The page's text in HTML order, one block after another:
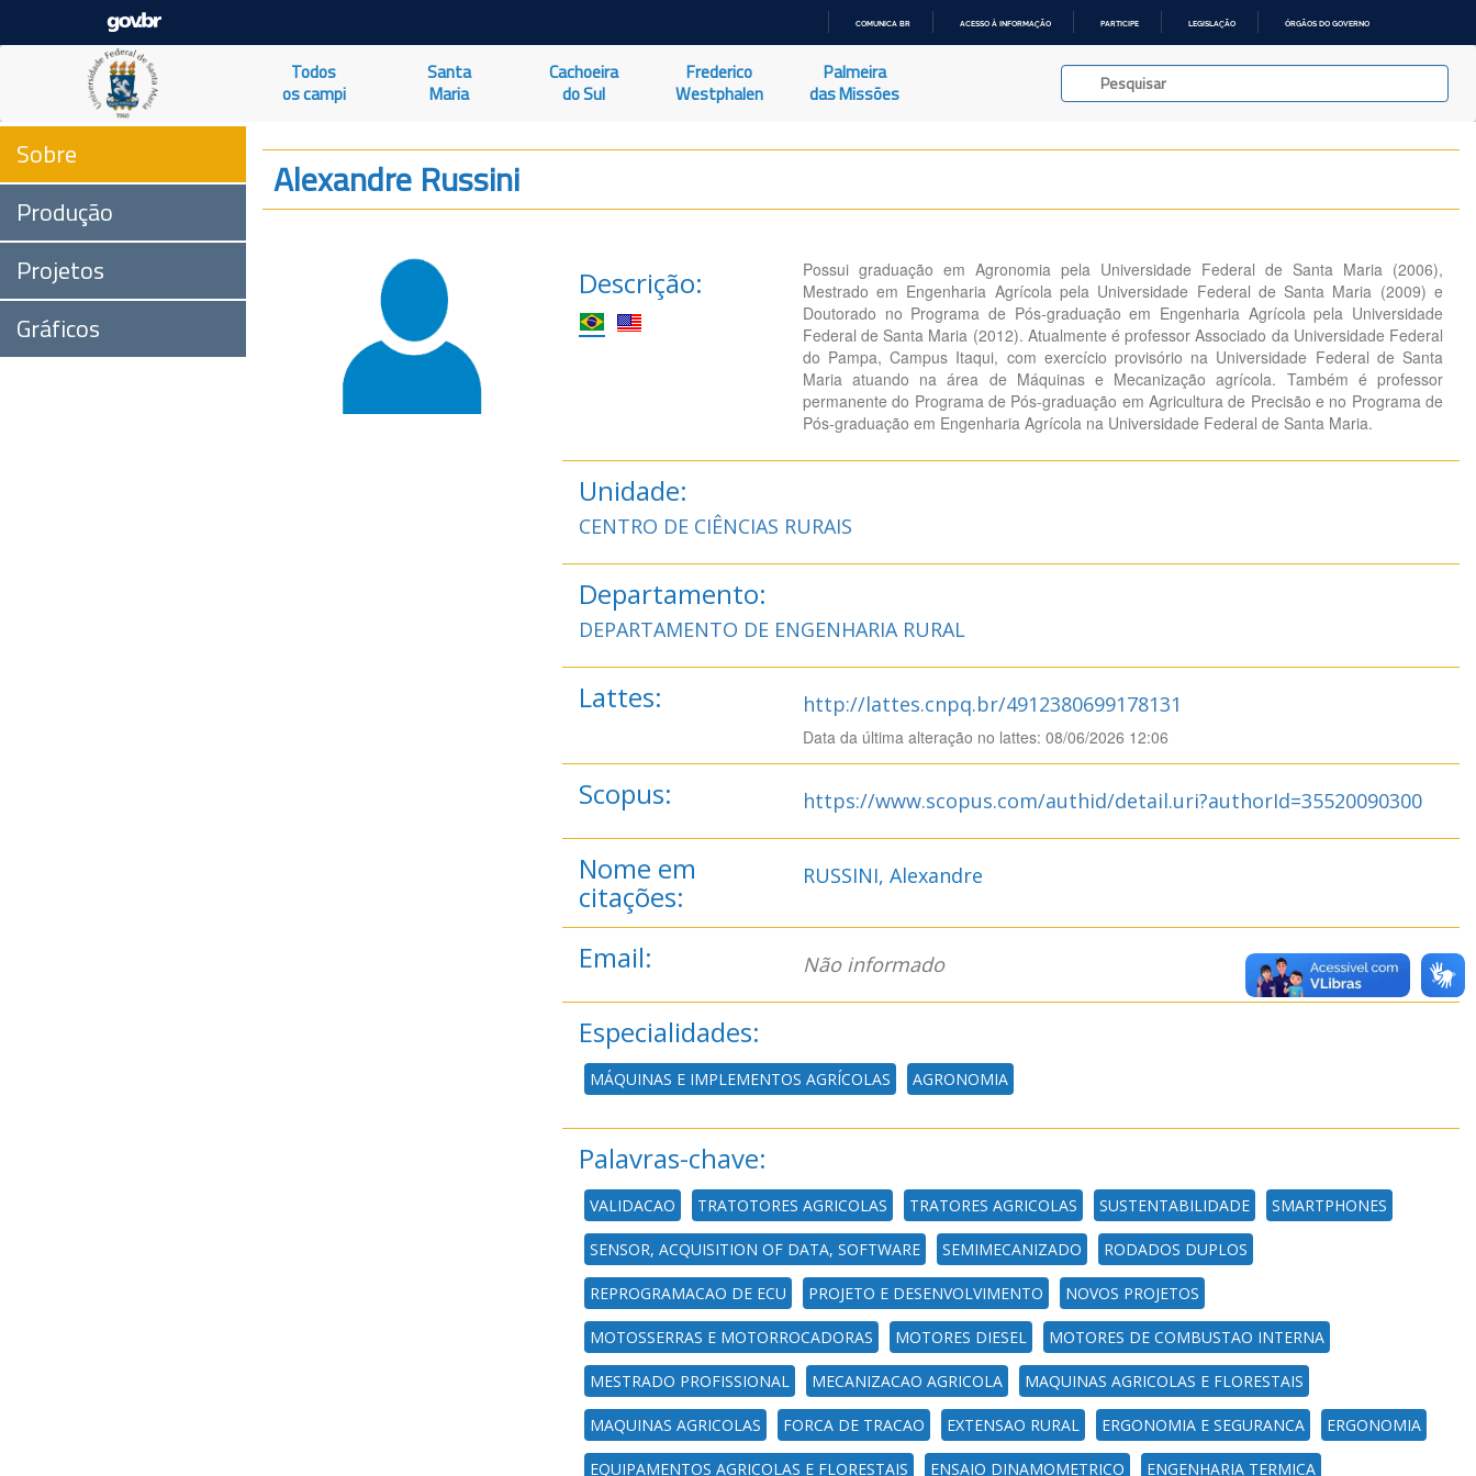
O
COMUNICA BR ACESSO À INFORMAÇÃO PARTICIPE LEGISLAÇÃO ÓRGÃOS DO GOVERNO
Todos
os campi
Santa
Maria
Cachoeira
do Sul
Frederico
Westphalen
Palmeira
das Missões
Sobre
Produção
Projetos
Gráficos
Alexandre Russini
Descrição:
Possui graduação em Agronomia pela Universidade Federal de Santa Maria (2006),
Mestrado em Engenharia Agrícola pela Universidade Federal de Santa Maria (2009) e
Doutorado no Programa de Pós-graduação em Engenharia Agrícola pela Universidade
Federal de Santa Maria (2012). Atualmente é professor Associado da Universidade Federal
do Pampa, Campus Itaqui, com exercício provisório na Universidade Federal de Santa
Maria atuando na área de Máquinas e Mecanização agrícola. Também é professor
permanente do Programa de Pós-graduação em Agricultura de Precisão e no Programa de
Pós-graduação em Engenharia Agrícola na Universidade Federal de Santa Maria.
Unidade:
CENTRO DE CIÊNCIAS RURAIS
Departamento:
DEPARTAMENTO DE ENGENHARIA RURAL
Lattes: http://lattes.cnpq.br/4912380699178131
Data da última alteração no lattes: 08/06/2026 12:06
Scopus: https://www.scopus.com/authid/detail.uri?authorId=35520090300
Nome em
citações:
RUSSINI, Alexandre
Email: Não informado
Especialidades:
MÁQUINAS E IMPLEMENTOS AGRÍCOLAS AGRONOMIA
Palavras-chave:
VALIDACAO TRATOTORES AGRICOLAS TRATORES AGRICOLAS SUSTENTABILIDADE SMARTPHONES
SENSOR, ACQUISITION OF DATA, SOFTWARE SEMIMECANIZADO RODADOS DUPLOS
REPROGRAMACAO DE ECU PROJETO E DESENVOLVIMENTO NOVOS PROJETOS
MOTOSSERRAS E MOTORROCADORAS MOTORES DIESEL MOTORES DE COMBUSTAO INTERNA
MESTRADO PROFISSIONAL MECANIZACAO AGRICOLA MAQUINAS AGRICOLAS E FLORESTAIS
MAQUINAS AGRICOLAS FORCA DE TRACAO EXTENSAO RURAL ERGONOMIA E SEGURANCA ERGONOMIA
EQUIPAMENTOS AGRICOLAS E FLORESTAIS ENSAIO DINAMOMETRICO ENGENHARIA TERMICA